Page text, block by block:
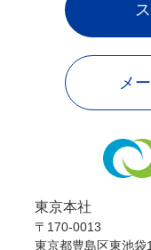
メ
東京本社
〒170-0013
東京都豊島区東池袋